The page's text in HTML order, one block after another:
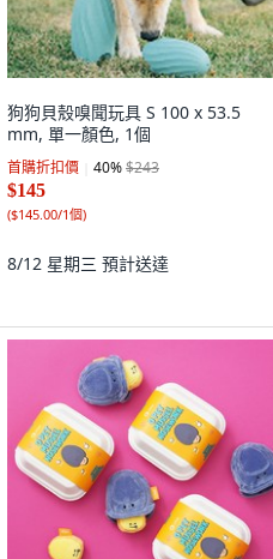
狗狗貝殼嗅聞玩具 S 100 x 53.5
mm, 單一顏色, 1個
首購折扣價 40%$243
$145
($145.00/1個)
8/12 星期三 預計送達